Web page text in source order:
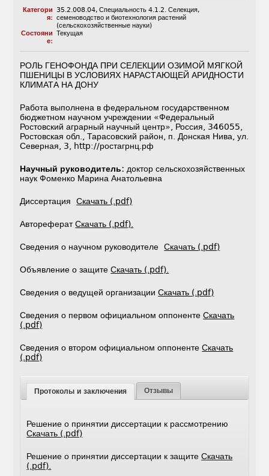
Категори
я:
35.2.008.04, Специальность 4.1.2. Селекция,
семеноводство и биотехнология растений
(сельскохозяйственные науки)
Состояни
е:
Текущая
РОЛЬ ГЕНОФОНДА ПРИ СЕЛЕКЦИИ ОЗИМОЙ МЯГКОЙ
ПШЕНИЦЫ В УСЛОВИЯХ НАРАСТАЮЩЕЙ АРИДНОСТИ
КЛИМАТА НА ДОНУ
Работа выполнена в федеральном государственном
бюджетном научном учреждении «Федеральный
Ростовский аграрный научный центр», Россия, 346055,
Ростовская обл., Тарасовский район, п. Донская Нива, ул.
Северная, 3, http://ростагрнц.рф
Научный руководитель: доктор сельскохозяйственных
наук Фоменко Марина Анатольевна
ДиссертацияСкачать (.pdf)
АвторефератСкачать (.pdf).
Сведения о научном руководителеСкачать (.pdf)
Объявление о защитеСкачать (.pdf).
Сведения о ведущей организацииСкачать (.pdf)
Сведения о первом официальном оппонентеСкачать
(.pdf)
Сведения о втором официальном оппонентеСкачать
(.pdf)
Протоколы и заключения Отзывы
Решение о принятии диссертации к рассмотрению
Скачать (.pdf)
Решение о принятии диссертации к защитеСкачать
(.pdf).